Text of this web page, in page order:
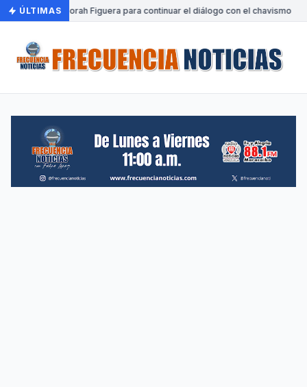
ÚLTIMAS
Venezuela Dinorah Figuera para continuar el diálogo con el chavismo